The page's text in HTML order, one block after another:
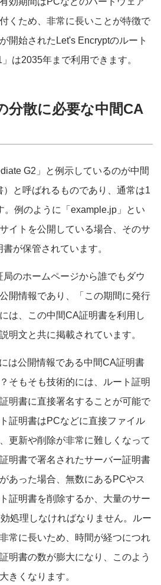
くため、非常に長いことが特徴で
開始されたLet's Encryptのルート
は2035年まで利用できます。
分散に必要な中間CA
G2」と例示しているのが中間
と呼ばれるものであり、通常は1
。例のように「example.jp」とい
イトを公開している場合、そのサ
が保管されています。
のホームページから誰でもダウ
開情報であり、「この期間に発行
は、この中間CA証明書を利用し
明文と共に掲載されています。
は公開情報である中間CA証明書
そもそも技術的には、ルート証明
明書に直接署名することが可能で
証明書はPCなどに直接ファイル
更新や削除が非常に難しくなって
明書で署名されたサーバー証明書
あった場合、無数にあるPCやス
証明書を削除するか、大量のサー
処理しなければなりません。ルー
常に長いため、時間が経つにつれ
明書の数が膨大になり、このよう
きくなります。